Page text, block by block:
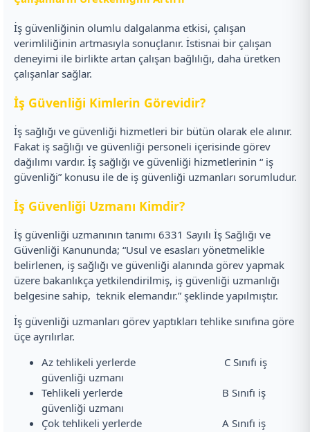
İş güvenliğinin olumlu dalgalanma etkisi, çalışan
verimliliğinin artmasıyla sonuçlanır. İstisnai bir çalışan
deneyimi ile birlikte artan çalışan bağlılığı, daha üretken
çalışanlar sağlar.
İş Güvenliği Kimlerin Görevidir?
İş sağlığı ve güvenliği hizmetleri bir bütün olarak ele alınır.
Fakat iş sağlığı ve güvenliği personeli içerisinde görev
dağılımı vardır. İş sağlığı ve güvenliği hizmetlerinin “ iş
güvenliği” konusu ile de iş güvenliği uzmanları sorumludur.
İş Güvenliği Uzmanı Kimdir?
İş güvenliği uzmanının tanımı 6331 Sayılı İş Sağlığı ve
Güvenliği Kanununda; “Usul ve esasları yönetmelikle
belirlenen, iş sağlığı ve güvenliği alanında görev yapmak
üzere bakanlıkça yetkilendirilmiş, iş güvenliği uzmanlığı
belgesine sahip, teknik elemandır.” şeklinde yapılmıştır.
İş güvenliği uzmanları görev yaptıkları tehlike sınıfına göre
üçe ayrılırlar.
Az tehlikeli yerlerde C Sınıfı iş
güvenliği uzmanı
Tehlikeli yerlerde B Sınıfı iş
güvenliği uzmanı
Çok tehlikeli yerlerde A Sınıfı iş